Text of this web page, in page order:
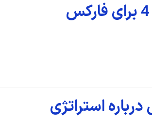
استراتژی